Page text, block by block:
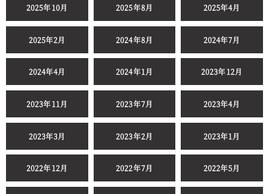
2025年10月 2025年8月 2025年4月
2025年2月 2024年8月 2024年7月
2024年4月 2024年1月 2023年12月
2023年11月 2023年7月 2023年4月
2023年3月 2023年2月 2023年1月
2022年12月 2022年7月 2022年5月